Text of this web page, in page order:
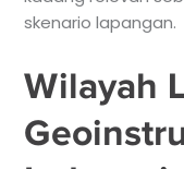
skenario lapangan.
Wilayah